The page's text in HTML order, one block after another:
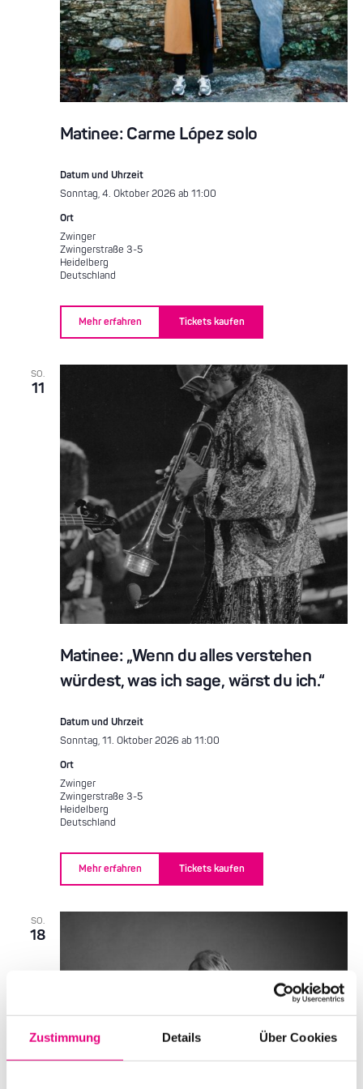
Zustimmung Details Über Cookies
Matinee: Carme López solo
Datum und Uhrzeit
Sonntag, 4. Oktober 2026 ab 11:00
Ort
Zwinger
Zwingerstraße 3-5
Heidelberg
Deutschland
Mehr erfahren Tickets kaufen
SO.
11
Matinee: „Wenn du alles verstehen
würdest, was ich sage, wärst du ich.“
Datum und Uhrzeit
Sonntag, 11. Oktober 2026 ab 11:00
Ort
Zwinger
Zwingerstraße 3-5
Heidelberg
Deutschland
Mehr erfahren Tickets kaufen
SO.
18